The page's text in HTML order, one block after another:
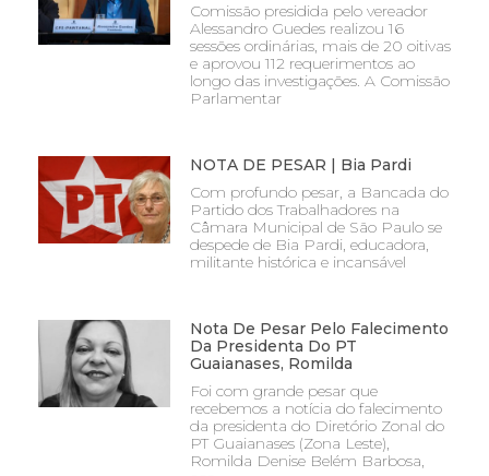
Comissão presidida pelo vereador
Alessandro Guedes realizou 16
sessões ordinárias, mais de 20 oitivas
e aprovou 112 requerimentos ao
longo das investigações. A Comissão
Parlamentar
NOTA DE PESAR | Bia Pardi
Com profundo pesar, a Bancada do
Partido dos Trabalhadores na
Câmara Municipal de São Paulo se
despede de Bia Pardi, educadora,
militante histórica e incansável
Nota De Pesar Pelo Falecimento
Da Presidenta Do PT
Guaianases, Romilda
Foi com grande pesar que
recebemos a notícia do falecimento
da presidenta do Diretório Zonal do
PT Guaianases (Zona Leste),
Romilda Denise Belém Barbosa,